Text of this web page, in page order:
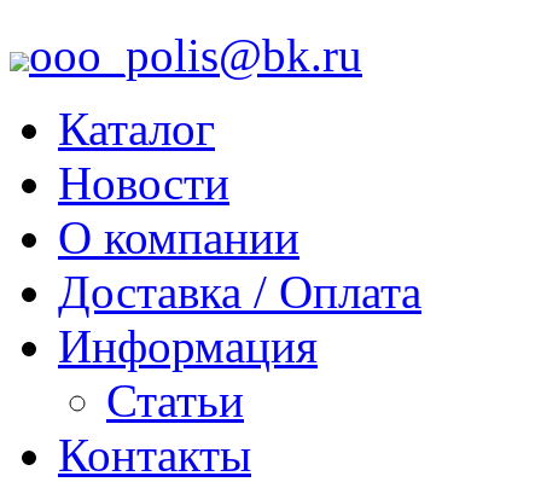
ooo_polis@bk.ru
Каталог
Новости
О компании
Доставка / Оплата
Информация
Статьи
Контакты